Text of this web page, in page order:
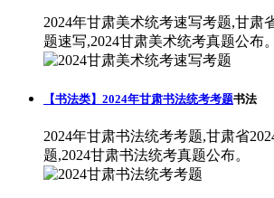
2024年甘肃美术统考速写考题,甘肃
题速写,2024甘肃美术统考真题公布。
【书法类】2024年甘肃书法统考考题书法
2024年甘肃书法统考考题,甘肃省
题,2024甘肃书法统考真题公布。